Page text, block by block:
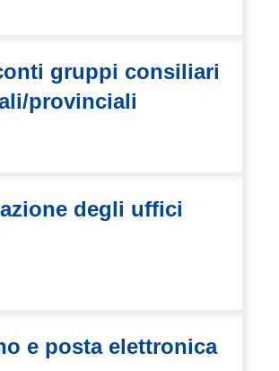
gruppi consiliari
provinciali
degli uffici
e posta elettronica